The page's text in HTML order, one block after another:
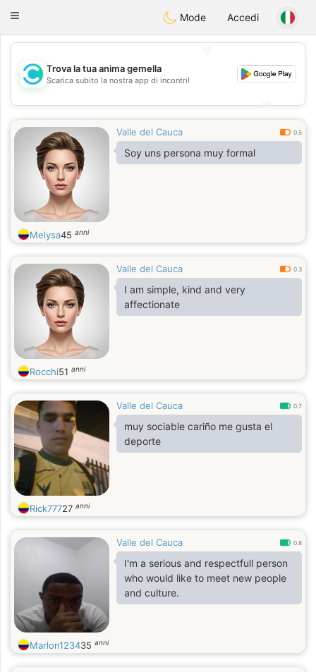
olombiaCitas
Toggle
Mode Accedi
💖
💕
Trova la tua anima gemella
Scarica subito la nostra app di incontri!
Valle del Cauca 0.5
Soy uns persona muy formal
Melysa45 anni
Valle del Cauca 0.3
I am simple, kind and very
affectionate
Rocchi51 anni
Valle del Cauca 0.7
muy sociable cariño me gusta el
deporte
Rick77727 anni
Valle del Cauca 0.8
I'm a serious and respectfull person
who would like to meet new people
and culture.
Marlon123435 anni